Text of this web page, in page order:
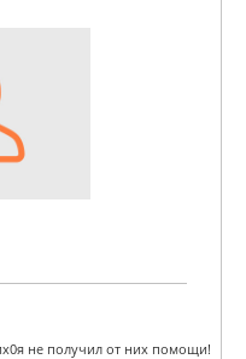
не получил от них помощи!